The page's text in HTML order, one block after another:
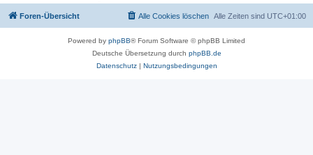
Foren-Übersicht Alle Zeiten sind UTC+01:00
Alle Cookies löschen
Powered by phpBB® Forum Software © phpBB Limited
Deutsche Übersetzung durch phpBB.de
Datenschutz| Nutzungsbedingungen